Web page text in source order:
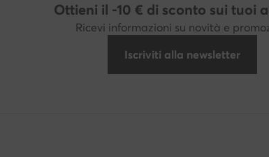
Ottieni il -10 € di sconto sui tuoi
Ricevi informazioni su novità e
Iscriviti alla newsletter